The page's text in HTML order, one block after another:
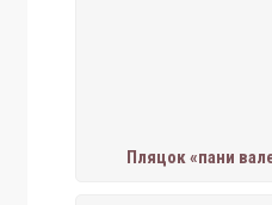
Пляцок «пани